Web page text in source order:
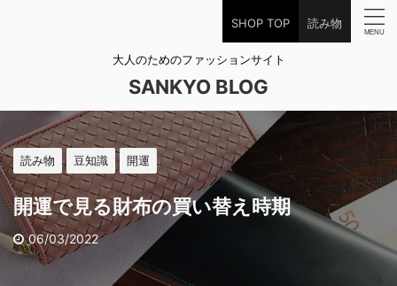
SHOP TOP 読み物
大人のためのファッションサイト
SANKYO BLOG
読み物 豆知識 開運
開運で見る財布の買い替え時期
06/03/2022